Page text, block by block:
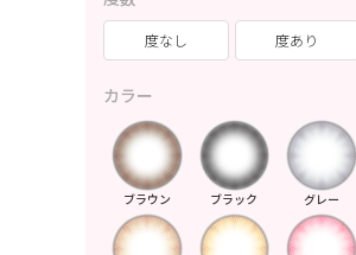
度なし 度あり
カラー
ブラウン ブラック グレー